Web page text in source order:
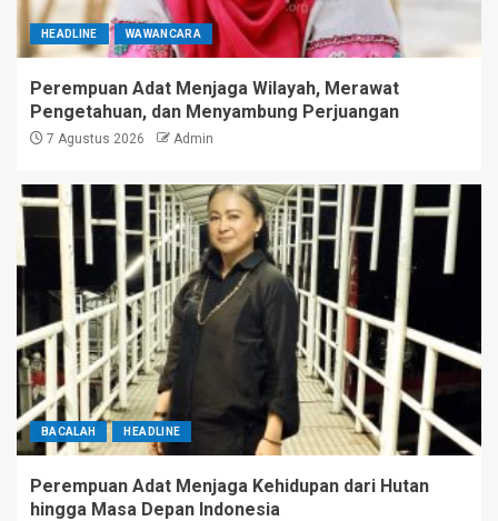
HEADLINE WAWANCARA
Perempuan Adat Menjaga Wilayah, Merawat
Pengetahuan, dan Menyambung Perjuangan
7 Agustus 2026 Admin
BACALAH HEADLINE
Perempuan Adat Menjaga Kehidupan dari Hutan
hingga Masa Depan Indonesia